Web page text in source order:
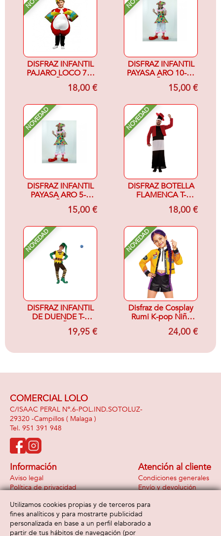
DISFRAZ INFANTIL
PAJARO LOCO 7-9
AÑOS18,00 €
DISFRAZ INFANTIL
PAYASA ARO 10-12
AÑOS15,00 €
NOVEDAD
DISFRAZ INFANTIL
PAYASA ARO 5-6
AÑOS15,00 €
NOVEDAD
DISFRAZ BOTELLA
FLAMENCA T-
UNICA18,00 €
NOVEDAD
DISFRAZ INFANTIL
DE DUENDE T-3
(7/9 AÑOS)19,95 €
NOVEDAD
Disfraz de Cosplay
Rumi K-pop Niña
para Carnaval 5-6
AÑOS24,00 €
COMERCIAL LOLO
C/ISAAC PERAL Nº.6-POL.IND.SOTOLUZ-
29320 -Campillos ( Malaga )
951 391 948
Información
Aviso legal
Política de privacidad
Atención al cliente
Condiciones generales
Envío y devolución
Formas de pago
Utilizamos cookies propias y de terceros para
fines analíticos y para mostrarte publicidad
personalizada en base a un perfil elaborado a
partir de tus hábitos de navegación (por